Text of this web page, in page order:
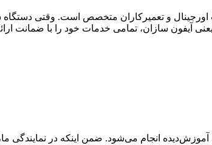
اورجینال و تعمیرکاران متخصص است. وقتی
آیفون سازان، تمامی خدمات خود را با ضمانت
آموزش‌دیده انجام می‌شود. ضمن اینکه در